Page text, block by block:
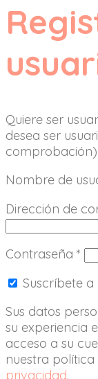
Quiere ser
desea ser
comprobación)
Nombre de
Dirección de
Contraseña *
Suscríbete
Sus datos
su experiencia
acceso a su
nuestra
privacidad.